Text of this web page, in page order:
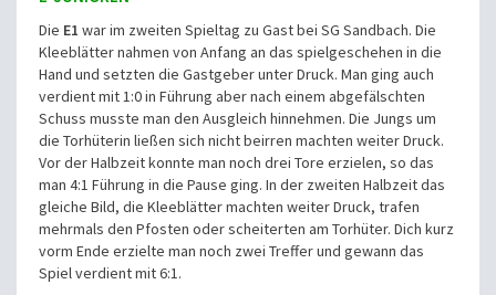
Die E1 war im zweiten Spieltag zu Gast bei SG Sandbach. Die
Kleeblätter nahmen von Anfang an das spielgeschehen in die
Hand und setzten die Gastgeber unter Druck. Man ging auch
verdient mit 1:0 in Führung aber nach einem abgefälschten
Schuss musste man den Ausgleich hinnehmen. Die Jungs um
die Torhüterin ließen sich nicht beirren machten weiter Druck.
Vor der Halbzeit konnte man noch drei Tore erzielen, so das
man 4:1 Führung in die Pause ging. In der zweiten Halbzeit das
gleiche Bild, die Kleeblätter machten weiter Druck, trafen
mehrmals den Pfosten oder scheiterten am Torhüter. Dich kurz
vorm Ende erzielte man noch zwei Treffer und gewann das
Spiel verdient mit 6:1.